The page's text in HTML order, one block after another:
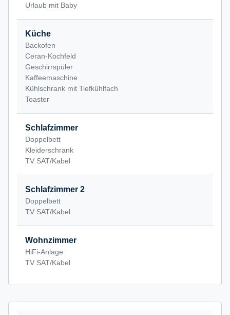
Urlaub mit Baby
Küche
Backofen
Ceran-Kochfeld
Geschirrspüler
Kaffeemaschine
Kühlschrank mit Tiefkühlfach
Toaster
Schlafzimmer
Doppelbett
Kleiderschrank
TV SAT/Kabel
Schlafzimmer 2
Doppelbett
TV SAT/Kabel
Wohnzimmer
HiFi-Anlage
TV SAT/Kabel